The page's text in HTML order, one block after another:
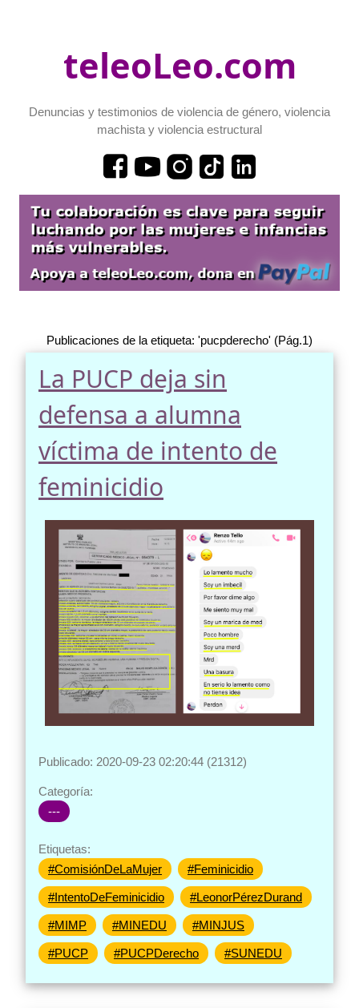
teleoLeo.com
Denuncias y testimonios de violencia de género, violencia
machista y violencia estructural
Publicaciones de la etiqueta: 'pucpderecho' (Pág.1)
La PUCP deja sin
defensa a alumna
víctima de intento de
feminicidio
Publicado: 2020-09-23 02:20:44 (21312)
Categoría:
---
Etiquetas:
#ComisiónDeLaMujer
#Feminicidio
#IntentoDeFeminicidio #LeonorPérezDurand
#MIMP #MINEDU #MINJUS
#PUCP #PUCPDerecho #SUNEDU